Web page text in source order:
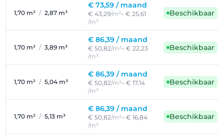
1,70 m² / 2,87 m³
€ 73,59 / maand
€ 43,29/m²– € 25,61
/m³
Beschikbaar
1,70 m² / 3,89 m³
€ 86,39 / maand
€ 50,82/m²– € 22,23
/m³
Beschikbaar
1,70 m² / 5,04 m³
€ 86,39 / maand
€ 50,82/m²– € 17,14
/m³
Beschikbaar
1,70 m² / 5,13 m³
€ 86,39 / maand
€ 50,82/m²– € 16,84
/m³
Beschikbaar